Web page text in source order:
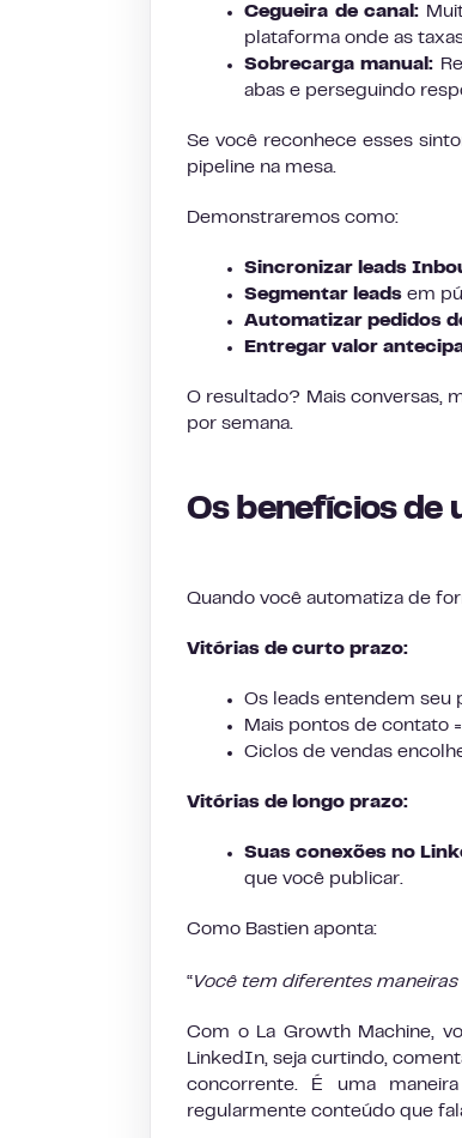
Cegueira de canal:
plataforma onde as
Sobrecarga manual:
abas e perseguindo
Se você reconhece esses
pipeline na mesa.
Demonstraremos como:
Sincronizar leads
Segmentar leads em
Automatizar pedidos
Entregar valor
O resultado? Mais conversas,
por semana.
Os benefícios de
Quando você automatiza de
Vitórias de curto prazo:
Os leads entendem seu
Mais pontos de contato
Ciclos de vendas
Vitórias de longo prazo:
Suas conexões no
que você publicar.
Como Bastien aponta:
“Você tem diferentes
Com o La Growth Machine,
LinkedIn, seja curtindo,
concorrente. É uma
regularmente conteúdo que